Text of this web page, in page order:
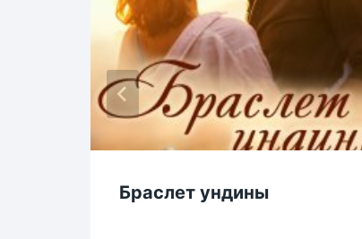
Браслет ундины